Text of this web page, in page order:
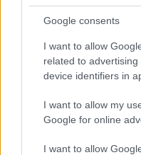
Google consents
I want to allow
related to
device identifiers in
I want to allow my
Google for online
I want to allow
Η συμφωνία Arval-Athlon
της αναδιάρθρωσης